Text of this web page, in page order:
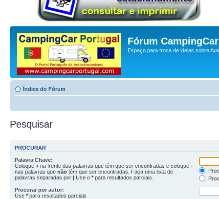
Fórum
Espaço para troca de ideias sobre
Índice do Fórum
Pesquisar
PROCURAR
Palavra Chave:
Coloque + na frente das palavras que têm que ser encontradas e coloque -
nas palavras que não têm que ser encontradas. Faça uma lista de
palavras separadas por | Use o * para resultados parciais.
Procurar por autor:
Use * para resultados parciais